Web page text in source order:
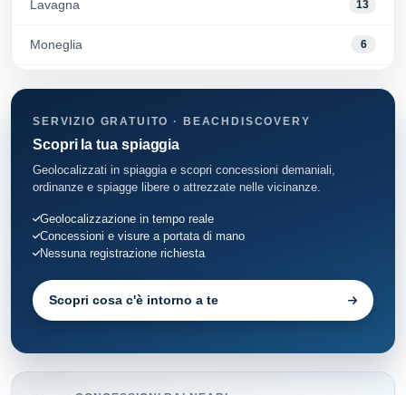
Lavagna 13
Moneglia 6
Rapallo 13
Recco
Santa Margherita Ligure
Sori
SERVIZIO GRATUITO · BEACHDISCOVERY
Scopri la tua spiaggia
Geolocalizzati in spiaggia e scopri concessioni demaniali,
ordinanze e spiagge libere o attrezzate nelle vicinanze.
Geolocalizzazione in tempo reale
Concessioni e visure a portata di mano
Nessuna registrazione richiesta
Scopri cosa c'è intorno a te